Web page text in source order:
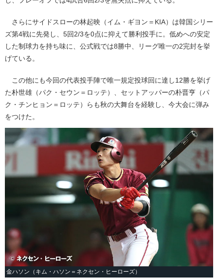
さらにサイドスローの林起映（イム・ギヨン＝KIA）は韓国シリー
ズ第4戦に先発し、5回2/3を0点に抑えて勝利投手に。低めへの安定
した制球力を持ち味に、公式戦では8勝中、リーグ唯一の2完封を挙
げている。
この他にも今回の代表投手陣で唯一規定投球回に達し12勝を挙げ
た朴世雄（パク・セウン＝ロッテ）、セットアッパーの朴晋亨（パ
ク・チンヒョン＝ロッテ）らも秋の大舞台を経験し、今大会に弾み
をつけた。
金ハソン（キム・ハソン＝ネクセン・ヒーローズ）